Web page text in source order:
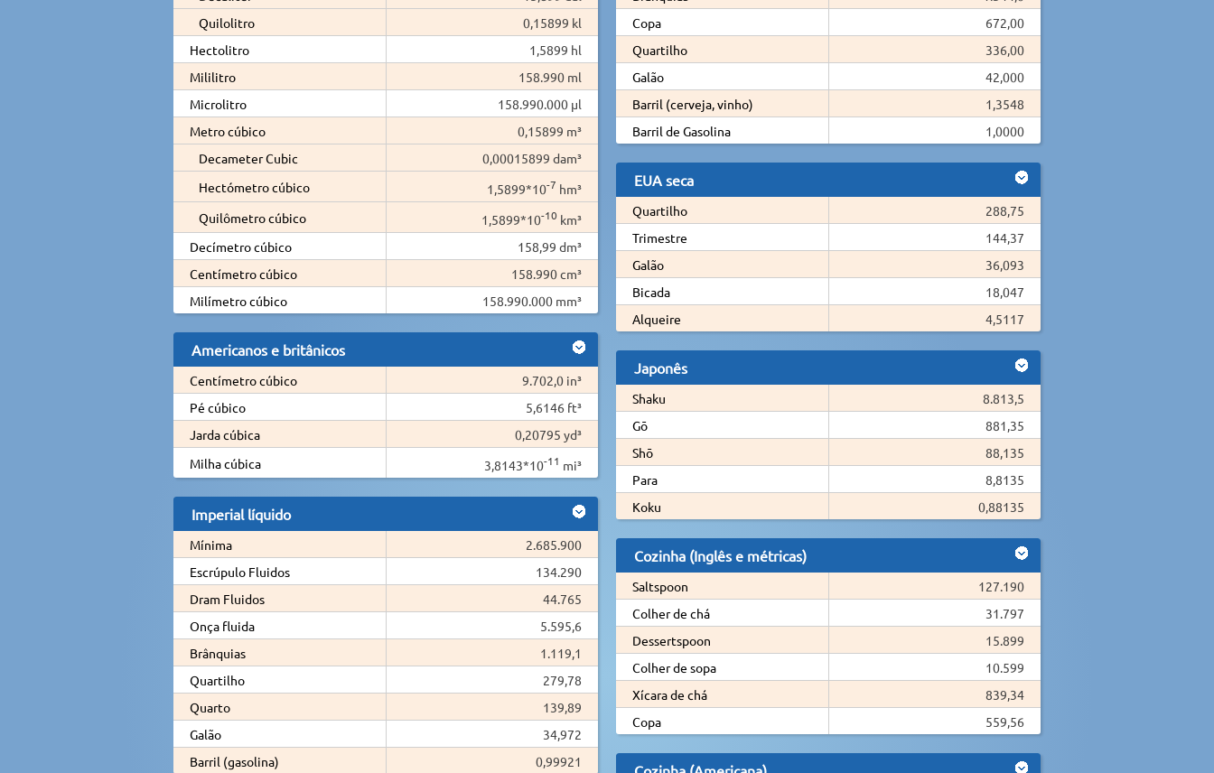
Quilolitro
0,15899 kl
Hectolitro
1,5899 hl
Mililitro
158.990 ml
Microlitro
158.990.000 µl
Metro cúbico
0,15899 m³
Decameter Cubic
0,00015899 dam³
Hectómetro cúbico
1,5899*10-7 hm³
Quilômetro cúbico
1,5899*10-10 km³
Decímetro cúbico
158,99 dm³
Centímetro cúbico
158.990 cm³
Milímetro cúbico
158.990.000 mm³
Americanos e britânicos
Centímetro cúbico
9.702,0 in³
Pé cúbico
5,6146 ft³
Jarda cúbica
0,20795 yd³
Milha cúbica
3,8143*10-11 mi³
Imperial líquido
Mínima
2.685.900
Escrúpulo Fluidos
134.290
Dram Fluidos
44.765
Onça fluida
5.595,6
Brânquias
1.119,1
Quartilho
279,78
Quarto
139,89
Galão
34,972
Barril (gasolina)
0,99921
Copa
672,00
Quartilho
336,00
Galão
42,000
Barril (cerveja, vinho)
1,3548
Barril de Gasolina
1,0000
EUA seca
Quartilho
288,75
Trimestre
144,37
Galão
36,093
Bicada
18,047
Alqueire
4,5117
Japonês
Shaku
8.813,5
Gō
881,35
Shō
88,135
Para
8,8135
Koku
0,88135
Cozinha (Inglês e métricas)
Saltspoon
127.190
Colher de chá
31.797
Dessertspoon
15.899
Colher de sopa
10.599
Xícara de chá
839,34
Copa
559,56